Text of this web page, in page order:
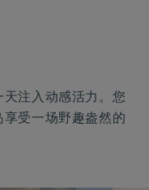
注入动感活力。您
受一场野趣盎然的